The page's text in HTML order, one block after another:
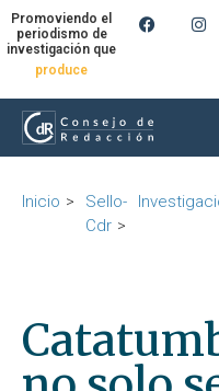
Promoviendo el
periodismo de
investigación que
produce
Inicio
Sello-
Cdr